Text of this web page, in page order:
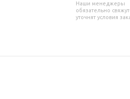
Наши менеджеры
обязательно
уточнят условия